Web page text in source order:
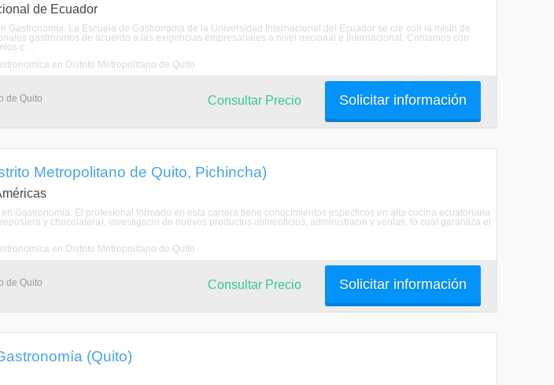
de Ecuador
Gastronomía. La Escuela de Gastronoma de la Universidad Internacional del Ecuador se cre con la misin de
gastrnomos de acuerdo a las exigencias empresariales a nivel nacional e internacional. Contamos con
c ...
en Distrito Metropolitano de Quito
de Quito Solicitar información
Consultar Precio
Metropolitano de Quito, Pichincha)
Gastronomía. El profesional formado en esta carrera tiene conocimientos especficos en alta cocina ecuatoriana
y chocolatera), investigacin de nuevos productos alimenticios, administracin y ventas, lo cual garantiza el
en Distrito Metropolitano de Quito
de Quito Solicitar información
Consultar Precio
(Quito)